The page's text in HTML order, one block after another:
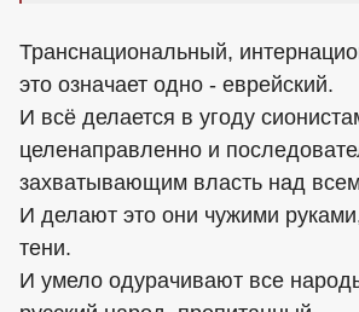
Транснациональный,
это означает одно - еврейский.
И всё делается в угоду
целенаправленно и
захватывающим власть над
И делают это они чужими
тени.
И умело одурачивают все